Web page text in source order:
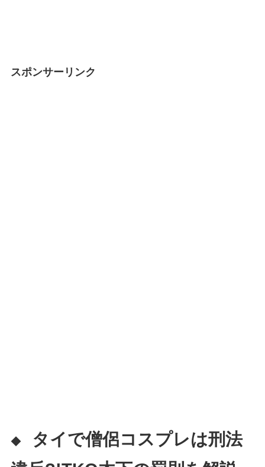
スポンサーリンク
◆
タイで僧侶コスプレは刑法